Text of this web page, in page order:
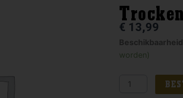
Trocken
€ 13,99
worden)
Ellermann-
Spiegel
Trocken